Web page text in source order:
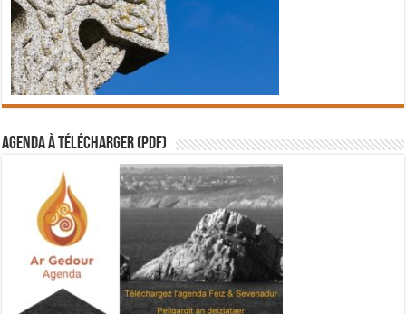
Agenda à télécharger (PDF)